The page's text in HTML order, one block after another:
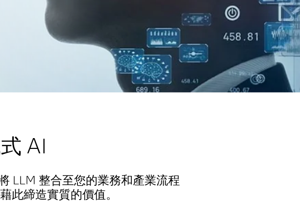
AI
LLM 整合至您的業務和產業流程
此締造實質的價值。